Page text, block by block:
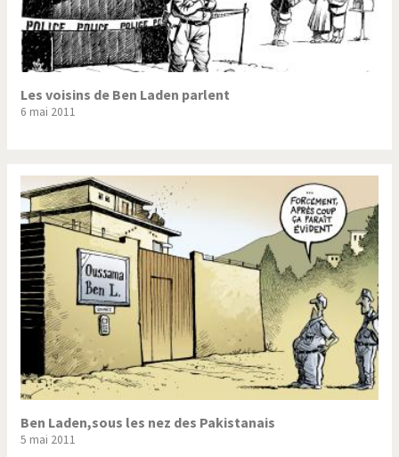
Les voisins de Ben Laden parlent
6 mai 2011
Ben Laden,sous les nez des Pakistanais
5 mai 2011